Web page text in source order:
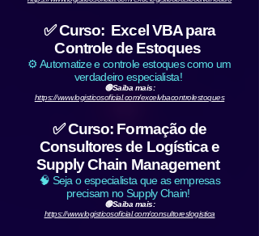
✅ Curso: Excel VBA para
Controle de Estoques
⚙️ Automatize e controle estoques como um
verdadeiro especialista!
🟢Saiba mais:
https://www.logisticosoficial.com/excelvbacontrolestoques
✅ Curso: Formação de
Consultores de Logística e
Supply Chain Management
🧠 Seja o especialista que as empresas
precisam no Supply Chain!
🟢Saiba mais:
https://www.logisticosoficial.com/consultoreslogistica